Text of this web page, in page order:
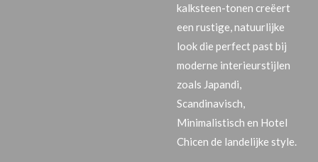
kalksteen-tonen creëert
een rustige, natuurlijke
look die perfect past bij
moderne interieurstijlen
zoals Japandi,
Scandinavisch,
Minimalistisch en Hotel
Chicen de landelijke style.